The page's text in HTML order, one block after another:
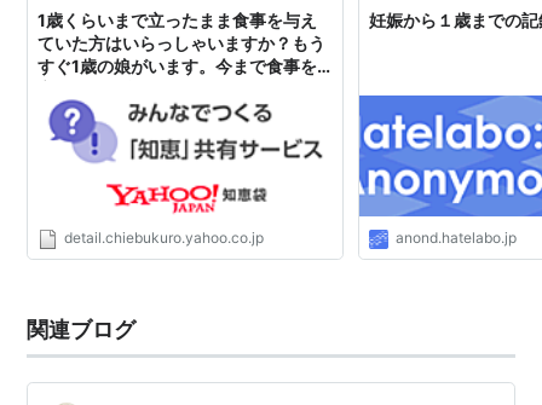
1歳くらいまで立ったまま食事を与え
ていた方はいらっしゃいますか？もう
すぐ1歳の娘がいます。今まで食事を
Yahoo!知恵袋
detail.chiebukuro.yahoo.co.jp
妊娠から１歳までの
anond.hatelabo.jp
関連ブログ